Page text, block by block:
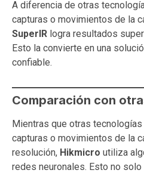
A diferencia de otras
capturas o movimientos de la
SuperIR logra resultados
Esto la convierte en una
confiable.
Comparación con
Mientras que otras
capturas o movimientos de la
resolución, Hikmicro utiliza
redes neuronales. Esto no